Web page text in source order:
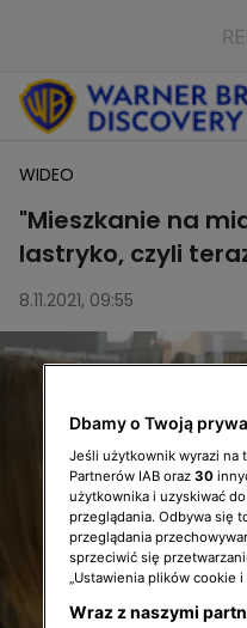
WIDEO
"Mieszkanie na
lastryko, czyli
8.11.2021, 09:55
Dbamy o Twoją
Jeśli użytkownik wyrazi na
Partnerów IAB oraz 30
użytkownika i uzyskiwać
przeglądania. Odbywa się
przeglądania
sprzeciwić się
„Ustawienia plików cookie i
Wraz z naszymi